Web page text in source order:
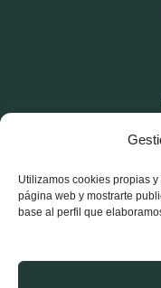
Utilizamos cookies propias
página web y mostrarte
base al perfil que